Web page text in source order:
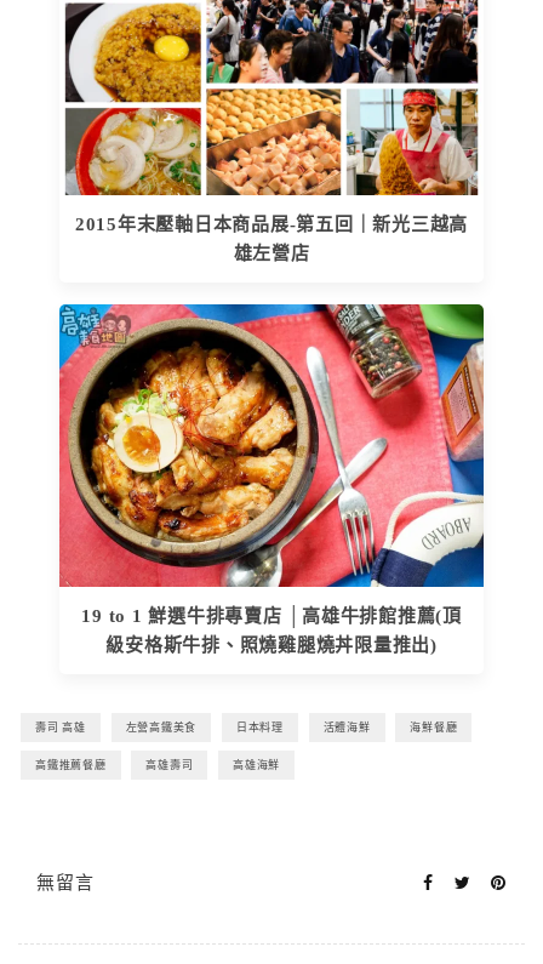
2015年末壓軸日本商品展-第五回｜新光三越高
雄左營店
19 to 1 鮮選牛排專賣店 │高雄牛排館推薦(頂
級安格斯牛排、照燒雞腿燒丼限量推出)
壽司 高雄 左營高鐵美食 日本料理 活體海鮮 海鮮餐廳
高鐵推薦餐廳 高雄壽司 高雄海鮮
無留言